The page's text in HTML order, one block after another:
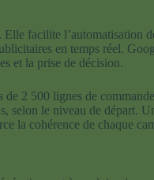
facilite l’automatisation
en temps réel.
et la prise de décision.
2 500 lignes de
selon le niveau de départ.
la cohérence de chaque